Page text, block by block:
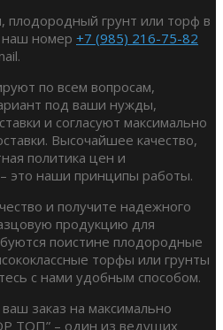
плодородный грунт или торф в
наш номер +7 (985) 216-75-82
по всем вопросам,
под ваши нужды,
и согласуют максимально
Высочайшее качество,
политика цен и
это наши принципы работы.
и получите надежного
продукцию для
поистине плодородные
торфы или грунты
с нами удобным способом.
заказ на максимально
ТОП” – один из ведущих